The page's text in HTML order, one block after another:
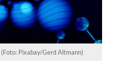
Pixabay/Gerd Altmann)